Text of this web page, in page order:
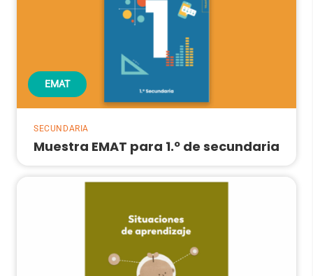
EMAT
SECUNDARIA
Muestra EMAT para 1.º de secundaria